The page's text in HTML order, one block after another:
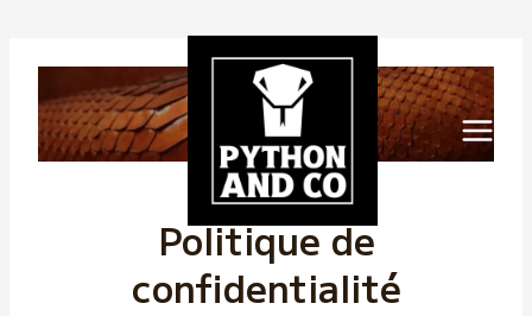
Politique de
confidentialité